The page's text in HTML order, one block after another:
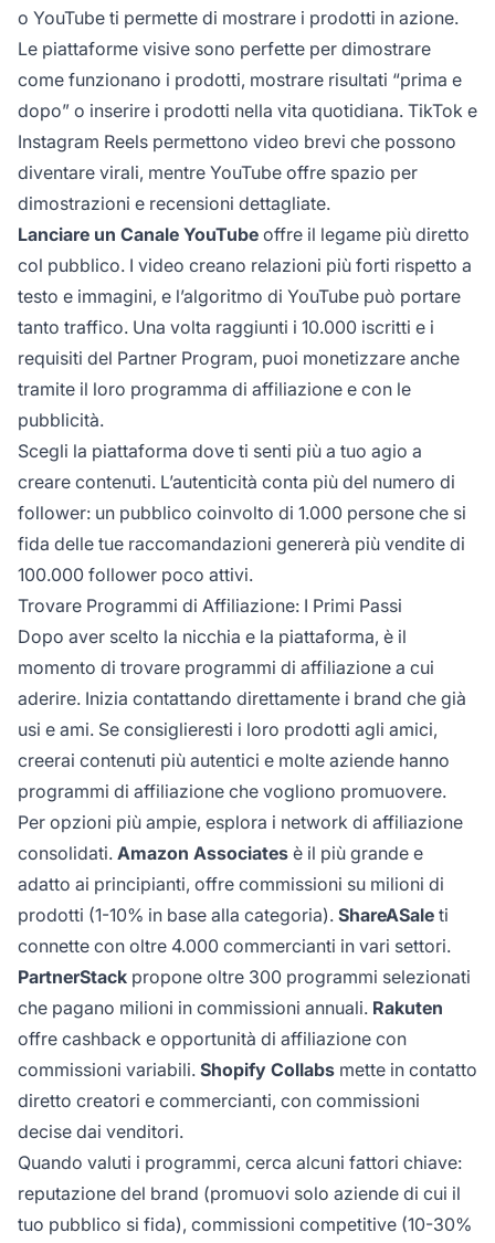
o YouTube ti permette di mostrare i prodotti in azione.
Le piattaforme visive sono perfette per dimostrare
come funzionano i prodotti, mostrare risultati “prima e
dopo” o inserire i prodotti nella vita quotidiana. TikTok e
Instagram Reels permettono video brevi che possono
diventare virali, mentre YouTube offre spazio per
dimostrazioni e recensioni dettagliate.
Lanciare un Canale YouTube offre il legame più diretto
col pubblico. I video creano relazioni più forti rispetto a
testo e immagini, e l’algoritmo di YouTube può portare
tanto traffico. Una volta raggiunti i 10.000 iscritti e i
requisiti del Partner Program, puoi monetizzare anche
tramite il loro programma di affiliazione e con le
pubblicità.
Scegli la piattaforma dove ti senti più a tuo agio a
creare contenuti. L’autenticità conta più del numero di
follower: un pubblico coinvolto di 1.000 persone che si
fida delle tue raccomandazioni genererà più vendite di
100.000 follower poco attivi.
Trovare Programmi di Affiliazione: I Primi Passi
Dopo aver scelto la nicchia e la piattaforma, è il
momento di trovare programmi di affiliazione a cui
aderire. Inizia contattando direttamente i brand che già
usi e ami. Se consiglieresti i loro prodotti agli amici,
creerai contenuti più autentici e molte aziende hanno
programmi di affiliazione che vogliono promuovere.
Per opzioni più ampie, esplora i network di affiliazione
consolidati. Amazon Associates è il più grande e
adatto ai principianti, offre commissioni su milioni di
prodotti (1-10% in base alla categoria). ShareASale ti
connette con oltre 4.000 commercianti in vari settori.
PartnerStack propone oltre 300 programmi selezionati
che pagano milioni in commissioni annuali. Rakuten
offre cashback e opportunità di affiliazione con
commissioni variabili. Shopify Collabs mette in contatto
diretto creatori e commercianti, con commissioni
decise dai venditori.
Quando valuti i programmi, cerca alcuni fattori chiave:
reputazione del brand (promuovi solo aziende di cui il
tuo pubblico si fida), commissioni competitive (10-30%